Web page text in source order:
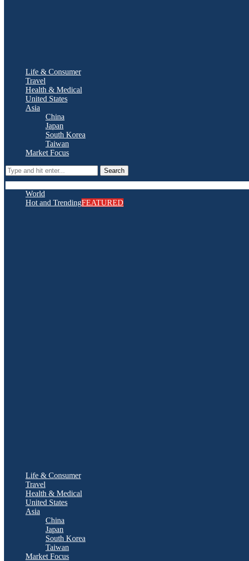
Life & Consumer
Travel
Health & Medical
United States
Asia
China
Japan
South Korea
Taiwan
Market Focus
Search
World
Hot and TrendingFEATURED
Life & Consumer
Travel
Health & Medical
United States
Asia
China
Japan
South Korea
Taiwan
Market Focus